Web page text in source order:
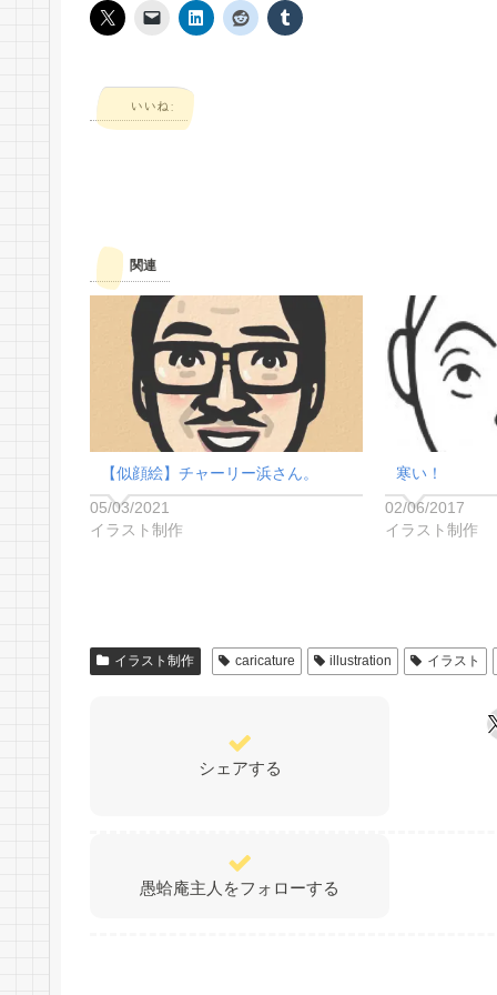
いいね:
関連
【似顔絵】チャーリー浜さん。
05/03/2021
イラスト制作
寒い！
02/06/2017
イラスト制作
イラスト制作 caricature illustration イラスト
シェアする
愚蛤庵主人をフォローする